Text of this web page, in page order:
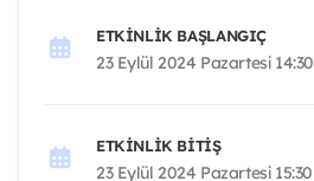
ETKINLIK BAŞLANGIÇ
23 Eylül 2024 Pazartesi 14:30
ETKINLIK BITIŞ
23 Eylül 2024 Pazartesi 15:30